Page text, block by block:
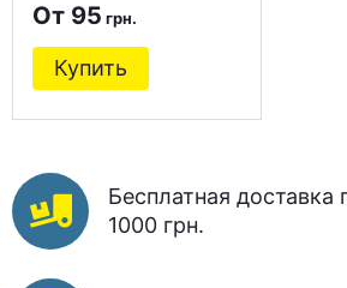
От 95
Купить
Бесплатная доставка
1000 грн.